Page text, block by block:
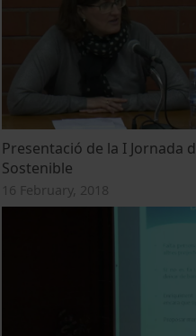
Presentació de la I Jornada
Sostenible
16 February, 2018